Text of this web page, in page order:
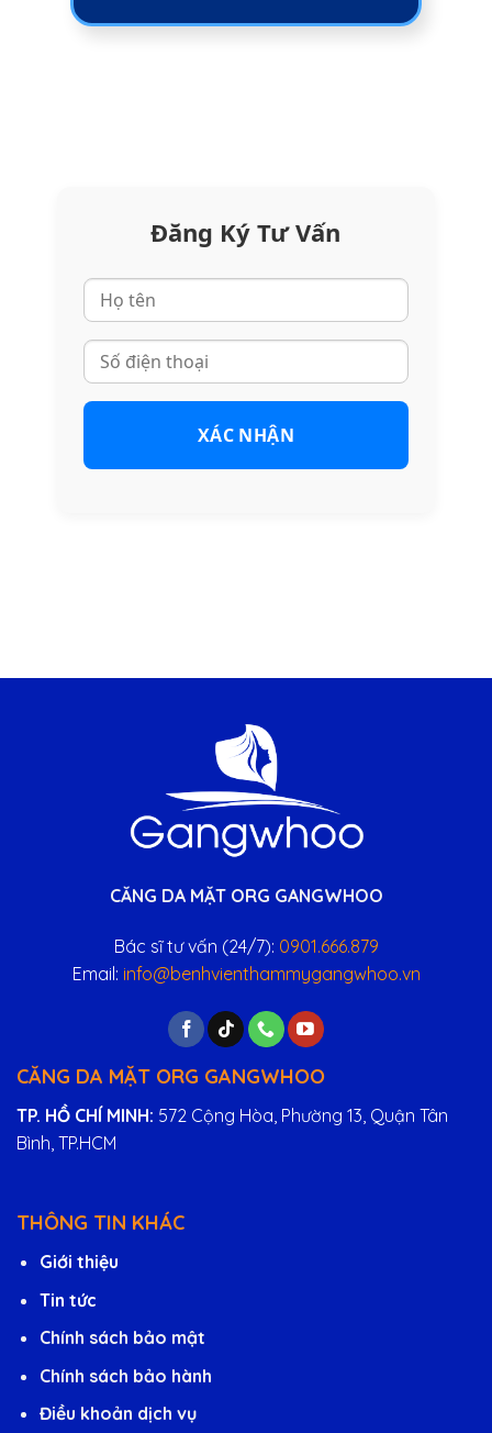
Đăng Ký Tư Vấn
XÁC NHẬN
CĂNG DA MẶT ORG GANGWHOO
Bác sĩ tư vấn (24/7): 0901.666.879
Email: info@benhvienthammygangwhoo.vn
CĂNG DA MẶT ORG GANGWHOO
TP. HỒ CHÍ MINH: 572 Cộng Hòa, Phường 13, Quận Tân
Bình, TP.HCM
THÔNG TIN KHÁC
Giới thiệu
Tin tức
Chính sách bảo mật
Chính sách bảo hành
Điều khoản dịch vụ